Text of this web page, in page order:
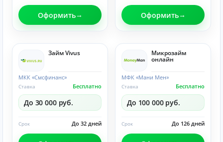
Оформить Оформить
Займ Vivus
МКК «Смсфинанс»
Бесплатно
Ставка
До 30 000 руб.
До 32 дней
Срок
Микрозайм
онлайн
МФК «Мани Мен»
Бесплатно
Ставка
До 100 000 руб.
До 126 дней
Срок